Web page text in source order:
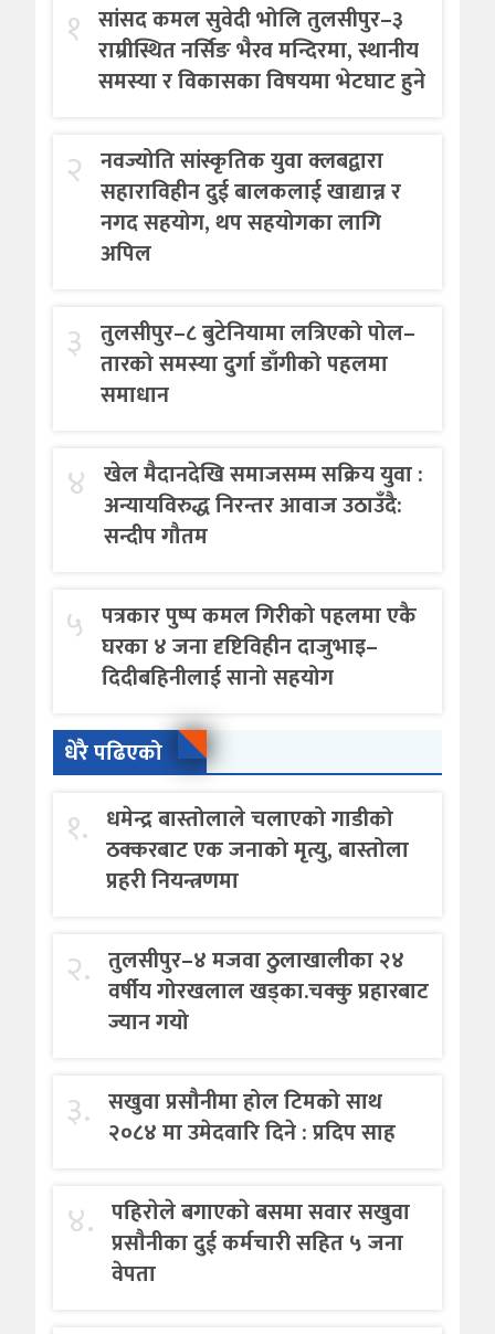
१ सांसद कमल सुवेदी भोलि तुलसीपुर–३
राम्रीस्थित नर्सिङ भैरव मन्दिरमा, स्थानीय
समस्या र विकासका विषयमा भेटघाट हुने
२ नवज्योति सांस्कृतिक युवा क्लबद्वारा
सहाराविहीन दुई बालकलाई खाद्यान्न र
नगद सहयोग, थप सहयोगका लागि
अपिल
३ तुलसीपुर–८ बुटेनियामा लत्रिएको पोल–
तारको समस्या दुर्गा डाँगीको पहलमा
समाधान
४ खेल मैदानदेखि समाजसम्म सक्रिय युवा :
अन्यायविरुद्ध निरन्तर आवाज उठाउँदै:
सन्दीप गौतम
५ पत्रकार पुष्प कमल गिरीको पहलमा एकै
घरका ४ जना दृष्टिविहीन दाजुभाइ–
दिदीबहिनीलाई सानो सहयोग
धेरै पढिएको
१. धमेन्द्र बास्तोलाले चलाएको गाडीको
ठक्करबाट एक जनाको मृत्यु, बास्तोला
प्रहरी नियन्त्रणमा
२. तुलसीपुर–४ मजवा ठुलाखालीका २४
वर्षीय गोरखलाल खड्का.चक्कु प्रहारबाट
ज्यान गयो
३. सखुवा प्रसौनीमा होल टिमको साथ
२०८४ मा उमेदवारि दिने : प्रदिप साह
४. पहिराेले बगाएकाे बसमा सवार सखुवा
प्रसाैनीका दुई कर्मचारी सहित ५ जना
वेपता